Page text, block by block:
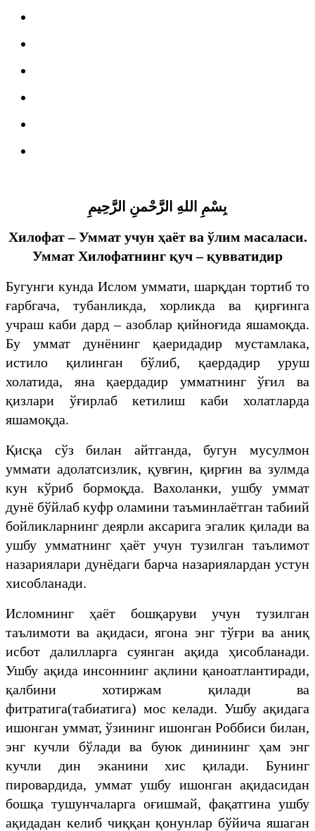
بِسْمِ اللهِ الرَّحْمنِ الرَّحِيمِ
Хилофат – Уммат учун ҳаёт ва ўлим масаласи.
Уммат Хилофатнинг қуч – қувватидир
Бугунги кунда Ислом уммати, шарқдан тортиб то
ғарбгача, тубанликда, хорликда ва қирғинга
учраш каби дард – азоблар қийноғида яшамоқда.
Бу уммат дунёнинг қаеридадир мустамлака,
истило қилинган бўлиб, қаердадир уруш
холатида, яна қаердадир умматнинг ўғил ва
қизлари ўғирлаб кетилиш каби холатларда
яшамоқда.
Қисқа сўз билан айтганда, бугун мусулмон
уммати адолатсизлик, қувғин, қирғин ва зулмда
кун кўриб бормоқда. Вахоланки, ушбу уммат
дунё бўйлаб куфр оламини таъминлаётган табиий
бойликларнинг деярли аксарига эгалик қилади ва
ушбу умматнинг ҳаёт учун тузилган таълимот
назариялари дунёдаги барча назариялардан устун
хисобланади.
Исломнинг ҳаёт бошқаруви учун тузилган
таълимоти ва ақидаси, ягона энг тўғри ва аниқ
исбот далилларга суянган ақида ҳисобланади.
Ушбу ақида инсоннинг ақлини қаноатлантиради,
қалбини хотиржам қилади ва
фитратига(табиатига) мос келади. Ушбу ақидага
ишонган уммат, ўзининг ишонган Роббиси билан,
энг кучли бўлади ва буюк динининг ҳам энг
кучли дин эканини хис қилади. Бунинг
пировардида, уммат ушбу ишонган ақидасидан
бошқа тушунчаларга оғишмай, фақатгина ушбу
ақидадан келиб чиққан қонунлар бўйича яшаган